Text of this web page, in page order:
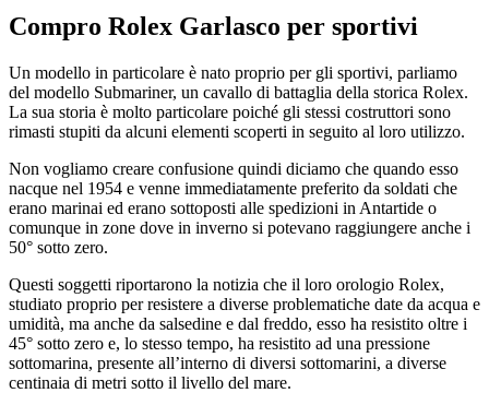
Compro Rolex Garlasco per sportivi
Un modello in particolare è nato proprio per gli sportivi, parliamo
del modello Submariner, un cavallo di battaglia della storica Rolex.
La sua storia è molto particolare poiché gli stessi costruttori sono
rimasti stupiti da alcuni elementi scoperti in seguito al loro utilizzo.
Non vogliamo creare confusione quindi diciamo che quando esso
nacque nel 1954 e venne immediatamente preferito da soldati che
erano marinai ed erano sottoposti alle spedizioni in Antartide o
comunque in zone dove in inverno si potevano raggiungere anche i
50° sotto zero.
Questi soggetti riportarono la notizia che il loro orologio Rolex,
studiato proprio per resistere a diverse problematiche date da acqua e
umidità, ma anche da salsedine e dal freddo, esso ha resistito oltre i
45° sotto zero e, lo stesso tempo, ha resistito ad una pressione
sottomarina, presente all’interno di diversi sottomarini, a diverse
centinaia di metri sotto il livello del mare.